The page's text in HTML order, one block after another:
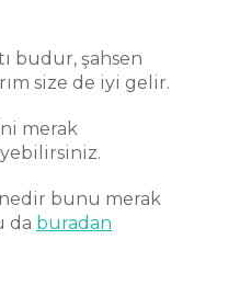
budur, şahsen
size de iyi gelir.
merak
bunu merak
da buradan